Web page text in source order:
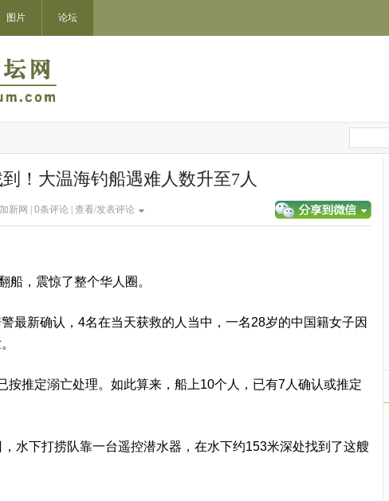
图片 论坛
！大温海钓船遇难人数升至7人
新网 | 0条评论 | 查看/发表评论
船，震惊了整个华人圈。
最新确认，4名在当天获救的人当中，一名28岁的中国籍女子因
按推定溺亡处理。如此算来，船上10个人，已有7人确认或推定
水下打捞队靠一台遥控潜水器，在水下约153米深处找到了这艘